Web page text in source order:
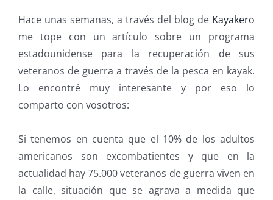
Hace unas semanas, a través del blog de Kayakero
me tope con un artículo sobre un programa
estadounidense para la recuperación de sus
veteranos de guerra a través de la pesca en kayak.
Lo encontré muy interesante y por eso lo
comparto con vosotros:
Si tenemos en cuenta que el 10% de los adultos
americanos son excombatientes y que en la
actualidad hay 75.000 veteranos de guerra viven en
la calle, situación que se agrava a medida que